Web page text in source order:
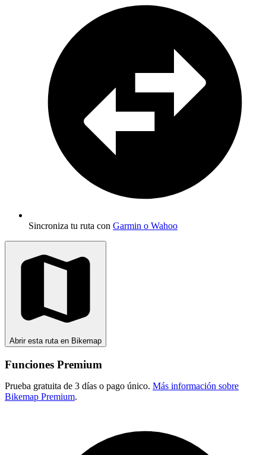
Sincroniza tu ruta con Garmin o Wahoo
Abrir esta ruta en Bikemap
Funciones Premium
Prueba gratuita de 3 días o pago único. Más información sobre
Bikemap Premium.